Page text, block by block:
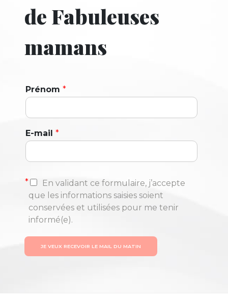
de Fabuleuses
mamans
Prénom *
E-mail *
*
En validant ce formulaire, j’accepte
que les informations saisies soient
conservées et utilisées pour me tenir
informé(e).
JE VEUX RECEVOIR LE MAIL DU MATIN